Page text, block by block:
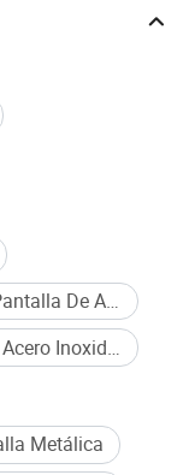
damos
Malla De Alambre De Construcción Pantalla De Acero Inoxidable
Compra Malla De Alambre Tejida De Acero Inoxidable al por mayor
Metálica